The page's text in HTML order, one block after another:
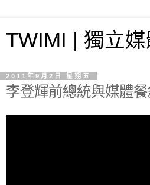
TWIMI | 獨立媒
2011年9月2日 星期五
李登輝前總統與媒體